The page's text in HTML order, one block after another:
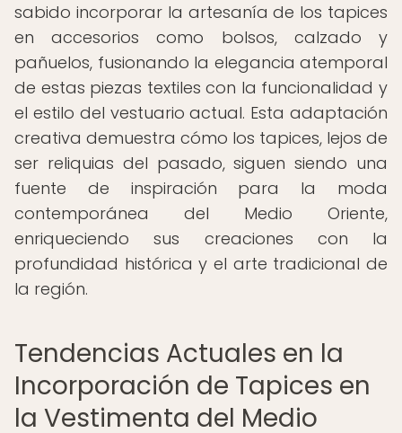
sabido incorporar la artesanía de los tapices
en accesorios como bolsos, calzado y
pañuelos, fusionando la elegancia atemporal
de estas piezas textiles con la funcionalidad y
el estilo del vestuario actual. Esta adaptación
creativa demuestra cómo los tapices, lejos de
ser reliquias del pasado, siguen siendo una
fuente de inspiración para la moda
contemporánea del Medio Oriente,
enriqueciendo sus creaciones con la
profundidad histórica y el arte tradicional de
la región.
Tendencias Actuales en la
Incorporación de Tapices en
la Vestimenta del Medio